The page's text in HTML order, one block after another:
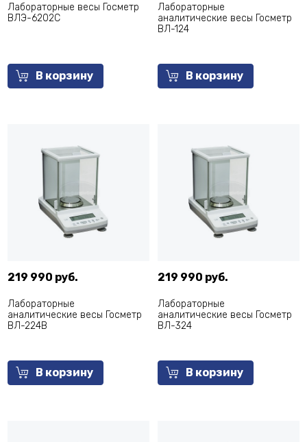
Лабораторные весы Госметр
ВЛЭ-6202С
В корзину
Лабораторные
аналитические весы Госметр
ВЛ-124
В корзину
219 990 руб.
Лабораторные
аналитические весы Госметр
ВЛ-224В
В корзину
219 990 руб.
Лабораторные
аналитические весы Госметр
ВЛ-324
В корзину